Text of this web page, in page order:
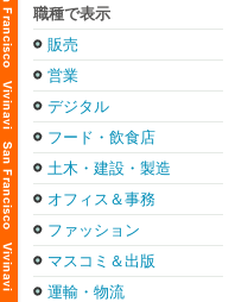
職種で表示
販売
営業
デジタル
フード・飲食店
土木・建設・製造
オフィス＆事務
ファッション
マスコミ＆出版
運輸・物流